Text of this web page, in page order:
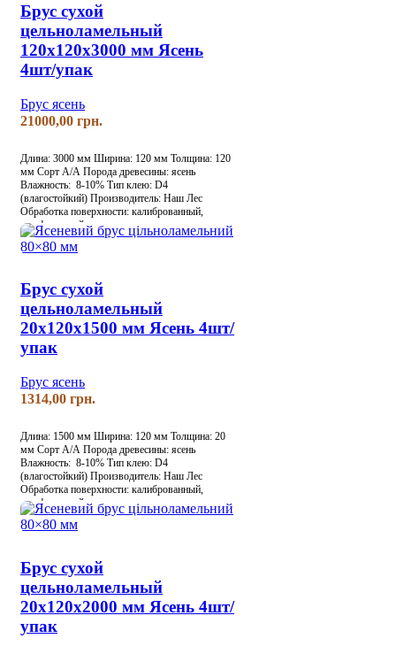
Брус сухой
цельноламельный
120х120х3000 мм Ясень
4шт/упак
Брус ясень
грн.
Длина: 3000 мм Ширина: 120 мм Толщина: 120
мм Сорт А/А Порода древесины: ясень
Влажность: 8-10% Тип клею: D4
(влагостойкий) Производитель: Наш Лес
Обработка поверхности: калиброванный,
шлифованный
Брус сухой
цельноламельный
20х120х1500 мм Ясень 4шт/
упак
Брус ясень
грн.
Длина: 1500 мм Ширина: 120 мм Толщина: 20
мм Сорт А/А Порода древесины: ясень
Влажность: 8-10% Тип клею: D4
(влагостойкий) Производитель: Наш Лес
Обработка поверхности: калиброванный,
шлифованный
Брус сухой
цельноламельный
20х120х2000 мм Ясень 4шт/
упак